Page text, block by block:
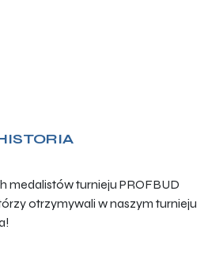
medalistów turnieju PROFBUD
otrzymywali w naszym turnieju